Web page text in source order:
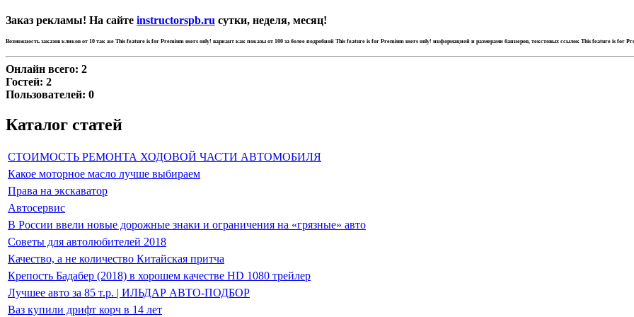
Заказ рекламы! На сайте instructorspb.ru сутки, неделя, месяц!
Возможность заказов кликов от 10 так же This feature is for Premium users only! вариант как показы от 100 за более подробной This feature is for Premium users only! информацией и размерами баннеров, текстовых ссылок This feature is for
Онлайн всего: 2
Гостей: 2
Пользователей: 0
Каталог статей
СТОИМОСТЬ РЕМОНТА ХОДОВОЙ ЧАСТИ АВТОМОБИЛЯ
Какое моторное масло лучше выбираем
Права на экскаватор
Автосервис
В России ввели новые дорожные знаки и ограничения на «грязные» авто
Советы для автолюбителей 2018
Качество, а не количество Китайская притча
Крепость Бадабер (2018) в хорошем качестве HD 1080 трейлер
Лучшее авто за 85 т.р. | ИЛЬДАР АВТО-ПОДБОР
Ваз купили дрифт корч в 14 лет